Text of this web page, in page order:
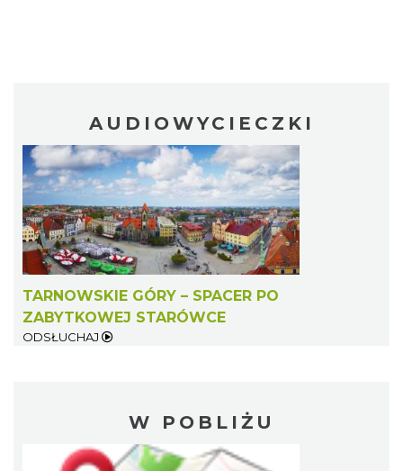
AUDIOWYCIECZKI
TARNOWSKIE GÓRY – SPACER PO
ZABYTKOWEJ STARÓWCE
ODSŁUCHAJ
W POBLIŻU